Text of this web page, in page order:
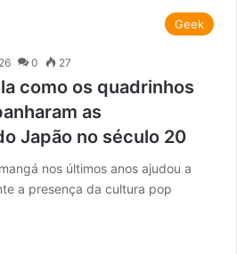
Geek
0 27
como os quadrinhos
as
Japão no século 20
nos últimos anos ajudou a
a presença da cultura pop